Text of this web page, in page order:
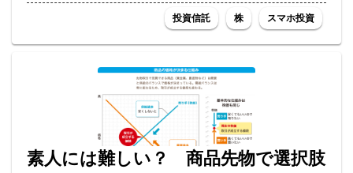
投資信託 株 スマホ投資
素人には難しい？ 商品先物で選択肢